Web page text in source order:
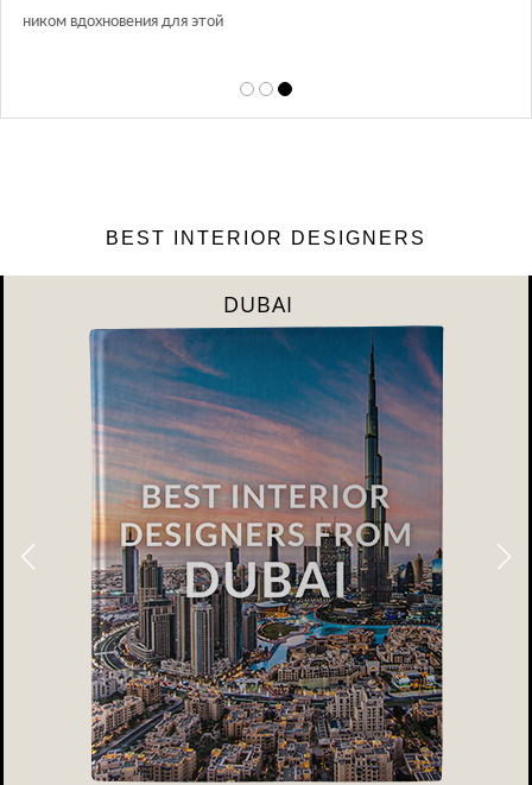
Glazov Design Group- это одна из лучших студий дизайна интерьера
BEST INTERIOR DESIGNERS
DUBAI